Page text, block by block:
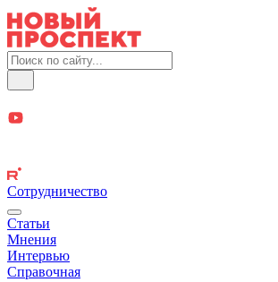
Сотрудничество
Статьи
Мнения
Интервью
Справочная